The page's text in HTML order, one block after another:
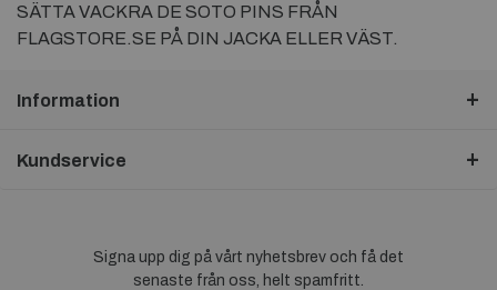
SÄTTA VACKRA DE SOTO PINS FRÅN
FLAGSTORE.SE PÅ DIN JACKA ELLER VÄST.
Information
Kundservice
Signa upp dig på vårt nyhetsbrev och få det
senaste från oss, helt spamfritt.